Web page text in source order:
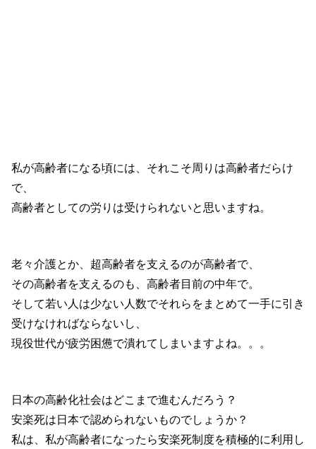
私が高齢者になる頃には、それこそ周りは高齢者だらけ
で、
高齢者としての労りは受けられないと思いますね。
老々介護とか、超高齢者を支えるのが高齢者で、
その高齢者を支えるのも、高齢者目前の中年で。
そして若い人は少ない人数でそれらをまとめて一手に引き
受けなければならないし、
現役世代が疲労困憊で潰れてしまいますよね。。。
日本の高齢化社会はどこまで進むんだろう？
安楽死は日本で認められないものでしょうか？
私は、私が高齢者になったら安楽死制度を積極的に利用し